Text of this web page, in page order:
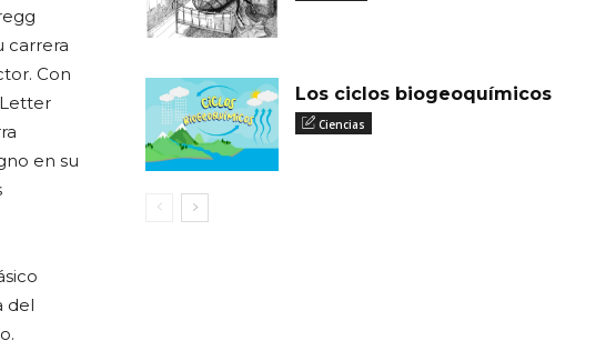
carrera
Con
en su
del
Los ciclos biogeoquímicos
Ciencias